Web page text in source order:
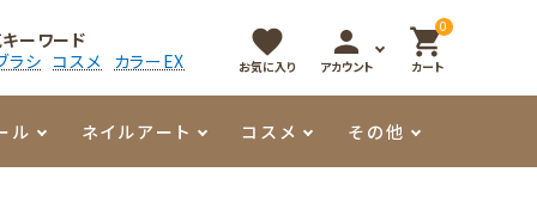
ーワード
ラシ コスメ カラーEX
favorite
お気に入り
person
アカウント
0
shopping_cart
カート
ル ネイルアート コスメ その他